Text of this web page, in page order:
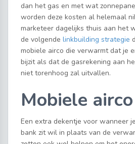
dan het gas en met wat
worden deze kosten al helemaal
marketeer dagelijks thuis aan het
de volgende linkbuilding strategie
mobiele airco die verwarmt dat je
bijzit als dat de gasrekening aan
niet torenhoog zal uitvallen.
Mobiele airco
Een extra dekentje voor wanneer
bank zit wil in plaats van de